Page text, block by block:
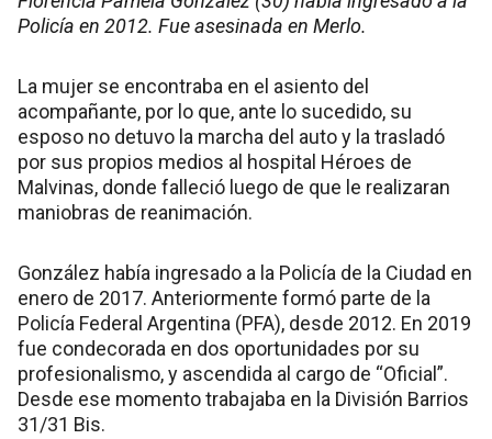
Policía en 2012. Fue asesinada en Merlo.
La mujer se encontraba en el asiento del
acompañante, por lo que, ante lo sucedido, su
esposo no detuvo la marcha del auto y la trasladó
por sus propios medios al hospital Héroes de
Malvinas, donde falleció luego de que le realizaran
maniobras de reanimación.
González había ingresado a la Policía de la Ciudad en
enero de 2017. Anteriormente formó parte de la
Policía Federal Argentina (PFA), desde 2012. En 2019
fue condecorada en dos oportunidades por su
profesionalismo, y ascendida al cargo de “Oficial”.
Desde ese momento trabajaba en la División Barrios
31/31 Bis.